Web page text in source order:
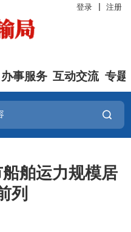
登录 注册
办事服务 互动交流 专题
舶运力规模居
列